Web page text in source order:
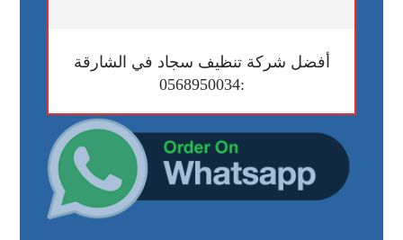
أفضل شركة تنظيف سجاد في الشارقة
:0568950034